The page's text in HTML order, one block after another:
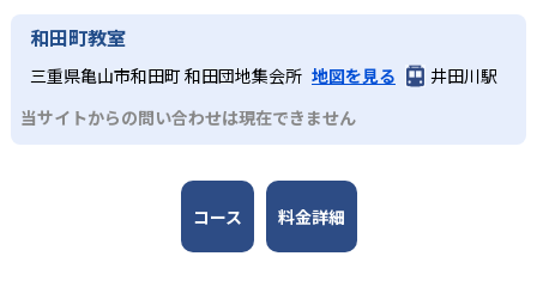
和田町教室
三重県亀山市和田町 和田団地集会所 地図を見る
井田川駅
当サイトからの問い合わせは現在できません
コース 料金詳細